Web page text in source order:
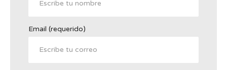
Email (requerido)